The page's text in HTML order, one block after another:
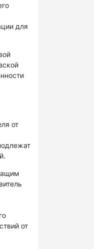
для
от
от